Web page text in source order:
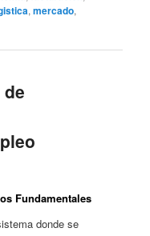
,mercado,
Fundamentales
donde se